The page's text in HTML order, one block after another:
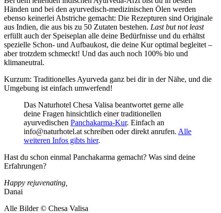
Händen und bei den ayurvedisch-medizinischen Ölen werden
ebenso keinerlei Abstriche gemacht: Die Rezepturen sind Originale
aus Indien, die aus bis zu 50 Zutaten bestehen. Last but not least
erfüllt auch der Speiseplan alle deine Bedürfnisse und du erhältst
spezielle Schon- und Aufbaukost, die deine Kur optimal begleitet –
aber trotzdem schmeckt! Und das auch noch 100% bio und
klimaneutral.
Kurzum: Traditionelles Ayurveda ganz bei dir in der Nähe, und die
Umgebung ist einfach umwerfend!
Das Naturhotel Chesa Valisa beantwortet gerne alle
deine Fragen hinsichtlich einer traditionellen
ayurvedischen Panchakarma-Kur. Einfach an
info@naturhotel.at schreiben oder direkt anrufen. Alle
weiteren Infos gibts hier.
Hast du schon einmal Panchakarma gemacht? Was sind deine
Erfahrungen?
Happy rejuvenating,
Danai
Alle Bilder © Chesa Valisa